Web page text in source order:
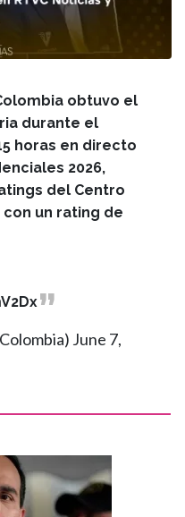
obtuvo el
durante el
horas en directo
2026,
del Centro
un rating de
June 7,